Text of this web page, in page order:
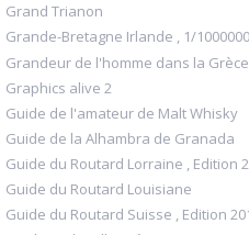
Grand Trianon
Grande-Bretagne Irlande , 1/1000000
Grandeur de l'homme dans la
Graphics alive 2
Guide de l'amateur de Malt Whisky
Guide de la Alhambra de Granada
Guide du Routard Lorraine , Edition
Guide du Routard Louisiane
Guide du Routard Suisse , Edition